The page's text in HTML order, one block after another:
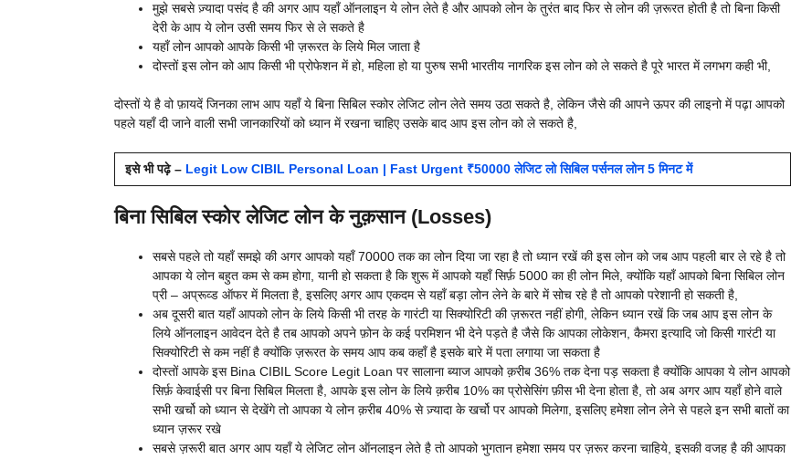
मुझे सबसे ज़्यादा पसंद है की अगर आप यहाँ ऑनलाइन ये लोन लेते है और आपको लोन के तुरंत बाद फिर से लोन की ज़रूरत होती है तो बिना किसी
देरी के आप ये लोन उसी समय फिर से ले सकते है
यहाँ लोन आपको आपके किसी भी ज़रूरत के लिये मिल जाता है
दोस्तों इस लोन को आप किसी भी प्रोफेशन में हो, महिला हो या पुरुष सभी भारतीय नागरिक इस लोन को ले सकते है पूरे भारत में लगभग कही भी,
दोस्तों ये है वो फ़ायदें जिनका लाभ आप यहाँ ये बिना सिबिल स्कोर लेजिट लोन लेते समय उठा सकते है, लेकिन जैसे की आपने ऊपर की लाइनो में पढ़ा आपको
पहले यहाँ दी जाने वाली सभी जानकारियों को ध्यान में रखना चाहिए उसके बाद आप इस लोन को ले सकते है,
इसे भी पढ़े – Legit Low CIBIL Personal Loan | Fast Urgent ₹50000 लेजिट लो सिबिल पर्सनल लोन 5 मिनट में
बिना सिबिल स्कोर लेजिट लोन के नुक़सान (Losses)
सबसे पहले तो यहाँ समझे की अगर आपको यहाँ 70000 तक का लोन दिया जा रहा है तो ध्यान रखें की इस लोन को जब आप पहली बार ले रहे है तो
आपका ये लोन बहुत कम से कम होगा, यानी हो सकता है कि शुरू में आपको यहाँ सिर्फ़ 5000 का ही लोन मिले, क्योंकि यहाँ आपको बिना सिबिल लोन
प्री – अप्रूव्ड ऑफर में मिलता है, इसलिए अगर आप एकदम से यहाँ बड़ा लोन लेने के बारे में सोच रहे है तो आपको परेशानी हो सकती है,
अब दूसरी बात यहाँ आपको लोन के लिये किसी भी तरह के गारंटी या सिक्योरिटी की ज़रूरत नहीं होगी, लेकिन ध्यान रखें कि जब आप इस लोन के
लिये ऑनलाइन आवेदन देते है तब आपको अपने फ़ोन के कई परमिशन भी देने पड़ते है जैसे कि आपका लोकेशन, कैमरा इत्यादि जो किसी गारंटी या
सिक्योरिटी से कम नहीं है क्योंकि ज़रूरत के समय आप कब कहाँ है इसके बारे में पता लगाया जा सकता है
दोस्तों आपके इस Bina CIBIL Score Legit Loan पर सालाना ब्याज आपको क़रीब 36% तक देना पड़ सकता है क्योंकि आपका ये लोन आपको
सिर्फ़ केवाईसी पर बिना सिबिल मिलता है, आपके इस लोन के लिये क़रीब 10% का प्रोसेसिंग फ़ीस भी देना होता है, तो अब अगर आप यहाँ होने वाले
सभी खर्चो को ध्यान से देखेंगे तो आपका ये लोन क़रीब 40% से ज़्यादा के खर्चो पर आपको मिलेगा, इसलिए हमेशा लोन लेने से पहले इन सभी बातों का
ध्यान ज़रूर रखे
सबसे ज़रूरी बात अगर आप यहाँ ये लेजिट लोन ऑनलाइन लेते है तो आपको भुगतान हमेशा समय पर ज़रूर करना चाहिये, इसकी वजह है की आपका